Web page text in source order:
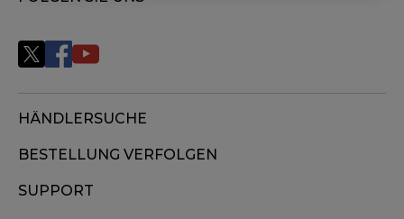
HÄNDLERSUCHE
BESTELLUNG VERFOLGEN
SUPPORT